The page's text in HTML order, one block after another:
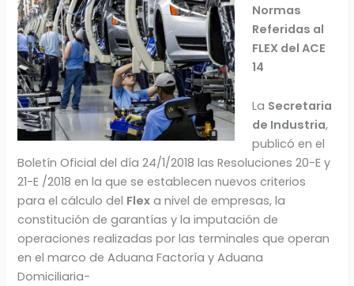
Normas
Referidas al
FLEX del ACE
14
La Secretaria
de Industria,
publicó en el
Boletín Oficial del día 24/1/2018 las Resoluciones 20-E y
21-E /2018 en la que se establecen nuevos criterios
para el cálculo del Flex a nivel de empresas, la
constitución de garantías y la imputación de
operaciones realizadas por las terminales que operan
en el marco de Aduana Factoría y Aduana
Domiciliaria-